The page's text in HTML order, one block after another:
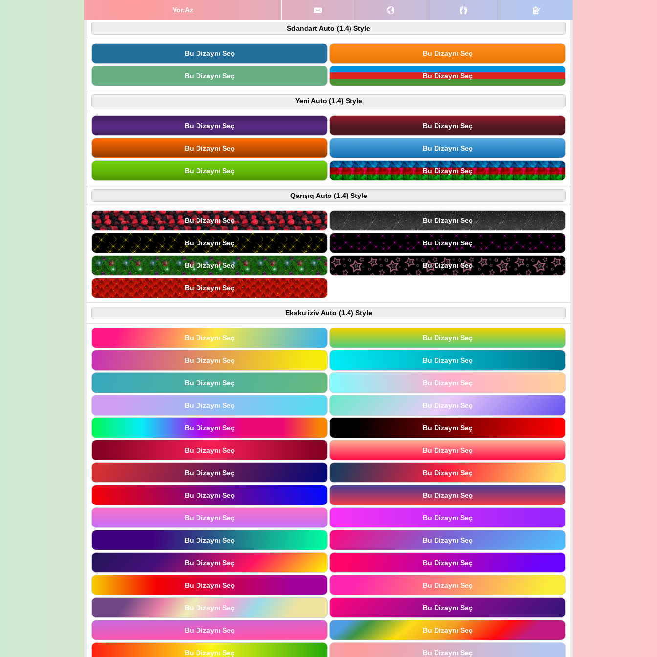
Vor.Az
Sdandart Auto (1.4) Style
Bu Dizaynı Seç Bu Dizaynı Seç
Bu Dizaynı Seç Bu Dizaynı Seç
Yeni Auto (1.4) Style
Bu Dizaynı Seç Bu Dizaynı Seç
Bu Dizaynı Seç Bu Dizaynı Seç
Bu Dizaynı Seç Bu Dizaynı Seç
Qarışıq Auto (1.4) Style
Bu Dizaynı Seç Bu Dizaynı Seç
Bu Dizaynı Seç Bu Dizaynı Seç
Bu Dizaynı Seç Bu Dizaynı Seç
Bu Dizaynı Seç
Ekskuliziv Auto (1.4) Style
Bu Dizaynı Seç Bu Dizaynı Seç
Bu Dizaynı Seç Bu Dizaynı Seç
Bu Dizaynı Seç Bu Dizaynı Seç
Bu Dizaynı Seç Bu Dizaynı Seç
Bu Dizaynı Seç Bu Dizaynı Seç
Bu Dizaynı Seç Bu Dizaynı Seç
Bu Dizaynı Seç Bu Dizaynı Seç
Bu Dizaynı Seç Bu Dizaynı Seç
Bu Dizaynı Seç Bu Dizaynı Seç
Bu Dizaynı Seç Bu Dizaynı Seç
Bu Dizaynı Seç Bu Dizaynı Seç
Bu Dizaynı Seç Bu Dizaynı Seç
Bu Dizaynı Seç Bu Dizaynı Seç
Bu Dizaynı Seç Bu Dizaynı Seç
Bu Dizaynı Seç Bu Dizaynı Seç